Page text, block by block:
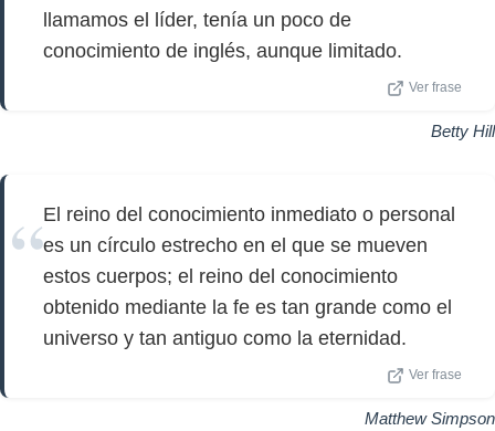
llamamos el líder, tenía un poco de
conocimiento de inglés, aunque limitado.
Ver frase
Betty Hill
El reino del conocimiento inmediato o personal
es un círculo estrecho en el que se mueven
estos cuerpos; el reino del conocimiento
obtenido mediante la fe es tan grande como el
universo y tan antiguo como la eternidad.
Ver frase
Matthew Simpson